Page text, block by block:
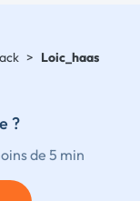
> Loic_haas
?
de 5 min